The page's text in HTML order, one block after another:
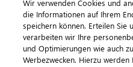
Veranstaltungen
DATEV magazin
DATEV-Community
Wir verwenden Cookies und
die Informationen auf Ihrem
speichern können. Erteilen Sie
verarbeiten wir Ihre
und Optimierungen wie auch
Werbezwecken. Hierzu